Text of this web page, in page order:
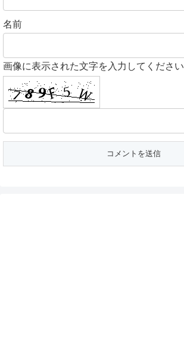
名前
画像に表示された文字を入力してください